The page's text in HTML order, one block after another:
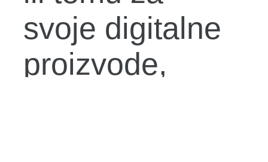
svoje digitalne
proizvode,